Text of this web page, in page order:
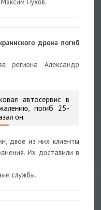
дрона погиб
региона Александр
автосервис в
погиб 25-
он.
двое из них клиенты
Их доставили в
службы.